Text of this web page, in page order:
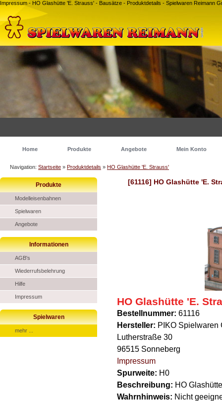
Impressum - HO Glashütte 'E. Strauss' - Bausätze - Produktdetails - Spielwaren Reimann
Home Produkte Angebote Mein Konto
Navigation: Startseite » Produktdetails » HO Glashütte 'E. Strauss'
Produkte
Modelleisenbahnen
Spielwaren
Angebote
Informationen
AGB's
Wiederrufsbelehrung
Hilfe
Impressum
Spielwaren
mehr ...
[61116] HO Glashütte 'E.
HO Glashütte 'E.
Bestellnummer: 61116
Hersteller: PIKO Spielwaren
Lutherstraße 30
96515 Sonneberg
Impressum
Spurweite: H0
Beschreibung: HO
Wahrnhinweis: Nicht